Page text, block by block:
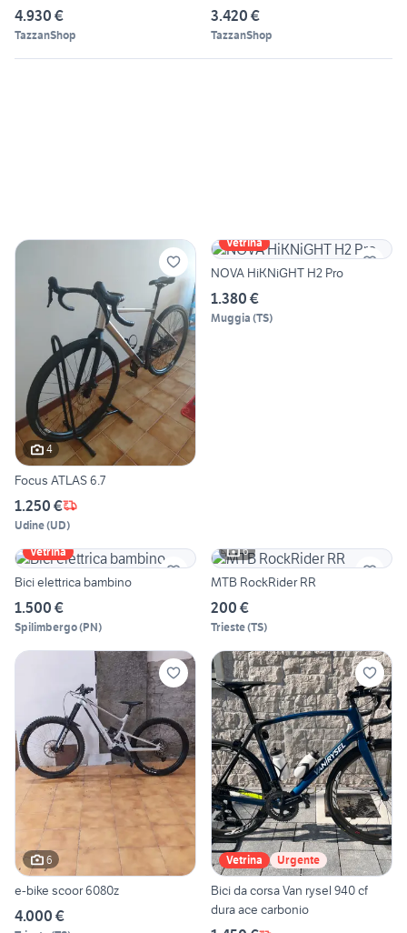
4.930 €
TazzanShop
3.420 €
TazzanShop
4
Focus ATLAS 6.7
1.250 €
Udine(UD)
Vetrina
NOVA HiKNiGHT H2 Pro
1.380 €
Muggia (TS)
Vetrina
Bici elettrica bambino
1.500 €
Spilimbergo(PN)
6
MTB RockRider RR
200 €
Trieste(TS)
6
e-bike scoor 6080z
4.000 €
Vetrina Urgente
Bici da corsa Van rysel 940 cf
dura ace carbonio